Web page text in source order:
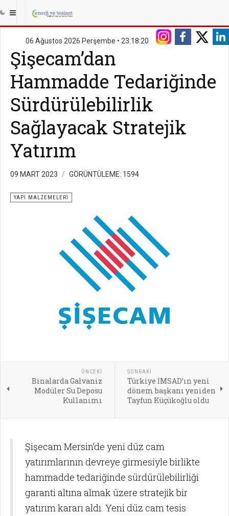
06 Ağustos 2026 Perşembe • 23:18:20
Şişecam’dan
Hammadde Tedariğinde
Sürdürülebilirlik
Sağlayacak Stratejik
Yatırım
09 MART 2023 GÖRÜNTÜLEME: 1594
YAPI MALZEMELERI
ÖNCEKI
Binalarda Galvaniz
Modüler Su Deposu
Kullanımı
SONRAKI
Türkiye İMSAD’ın yeni
dönem başkanı yeniden
Tayfun Küçükoğlu oldu
Şişecam Mersin’de yeni düz cam
yatırımlarının devreye girmesiyle birlikte
hammadde tedariğinde sürdürülebilirliği
garanti altına almak üzere stratejik bir
yatırım kararı aldı. Yeni düz cam tesis